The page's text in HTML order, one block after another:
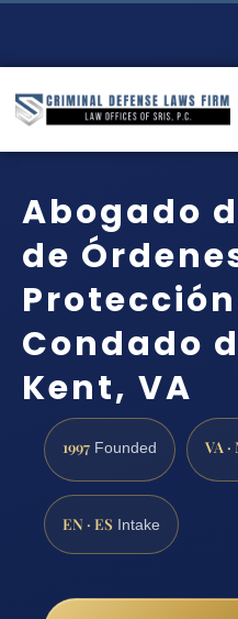
Abogado
de
Condado
Kent, VA
1997 Founded VA ·
EN · ES Intake